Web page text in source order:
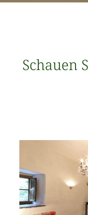
Schauen